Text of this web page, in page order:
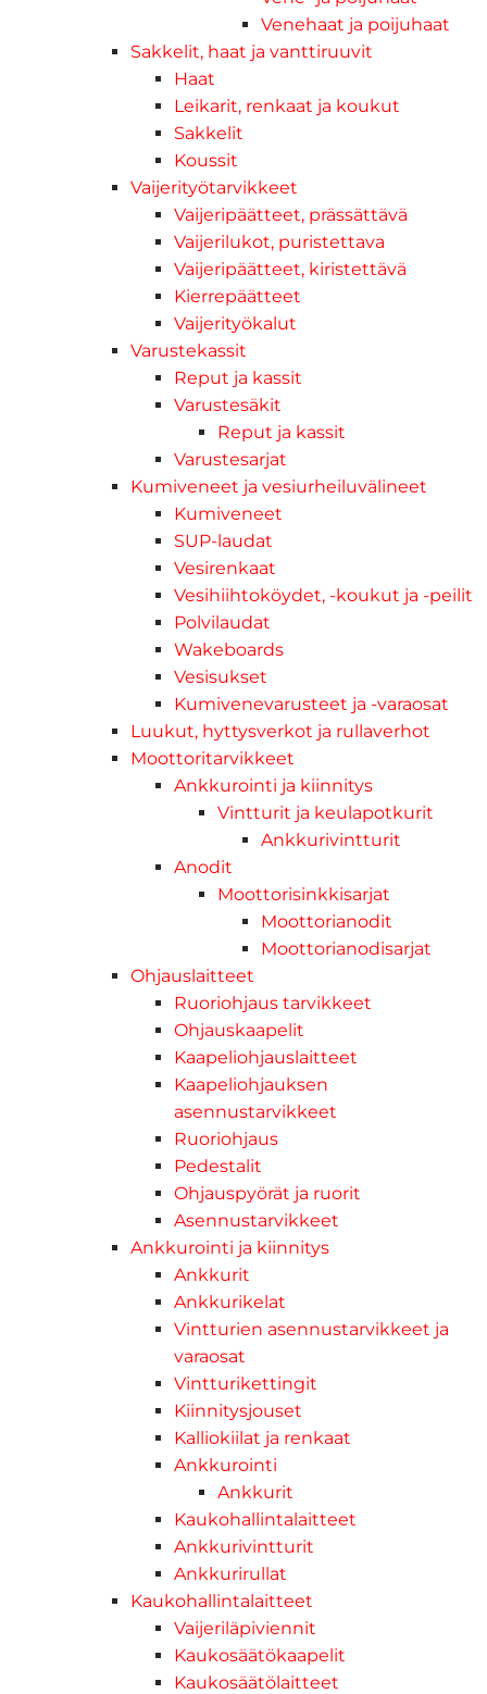
Venehaat ja poijuhaat
Sakkelit, haat ja vanttiruuvit
Haat
Leikarit, renkaat ja koukut
Sakkelit
Koussit
Vaijerityötarvikkeet
Vaijeripäätteet, prässättävä
Vaijerilukot, puristettava
Vaijeripäätteet, kiristettävä
Kierrepäätteet
Vaijerityökalut
Varustekassit
Reput ja kassit
Varustesäkit
Reput ja kassit
Varustesarjat
Kumiveneet ja vesiurheiluvälineet
Kumiveneet
SUP-laudat
Vesirenkaat
Vesihiihtoköydet, -koukut ja -peilit
Polvilaudat
Wakeboards
Vesisukset
Kumivenevarusteet ja -varaosat
Luukut, hyttysverkot ja rullaverhot
Moottoritarvikkeet
Ankkurointi ja kiinnitys
Vintturit ja keulapotkurit
Ankkurivintturit
Anodit
Moottorisinkkisarjat
Moottorianodit
Moottorianodisarjat
Ohjauslaitteet
Ruoriohjaus tarvikkeet
Ohjauskaapelit
Kaapeliohjauslaitteet
Kaapeliohjauksen
asennustarvikkeet
Ruoriohjaus
Pedestalit
Ohjauspyörät ja ruorit
Asennustarvikkeet
Ankkurointi ja kiinnitys
Ankkurit
Ankkurikelat
Vintturien asennustarvikkeet ja
varaosat
Vintturikettingit
Kiinnitysjouset
Kalliokiilat ja renkaat
Ankkurointi
Ankkurit
Kaukohallintalaitteet
Ankkurivintturit
Ankkurirullat
Kaukohallintalaitteet
Vaijeriläpiviennit
Kaukosäätökaapelit
Kaukosäätölaitteet